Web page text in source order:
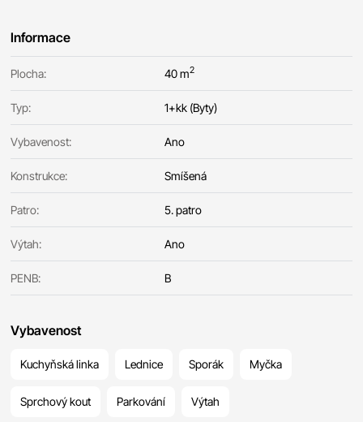
Informace
Plocha: 40 m2
Typ: 1+kk (Byty)
Vybavenost: Ano
Konstrukce: Smíšená
Patro: 5. patro
Výtah: Ano
PENB: B
Vybavenost
Kuchyňská linka Lednice Sporák Myčka
Sprchový kout Parkování Výtah